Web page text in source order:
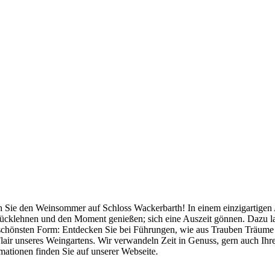
den Weinsommer auf Schloss Wackerbarth! In einem
und den Moment genießen; sich eine Auszeit gönnen.
Form: Entdecken Sie bei Führungen, wie aus Trauben
unseres Weingartens. Wir verwandeln Zeit in Genuss, gern auch
finden Sie auf unserer Webseite.